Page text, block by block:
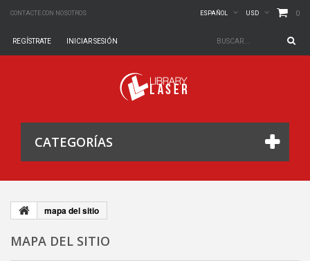
CONTACTE CON NOSOTROS 0
USD
ESPAÑOL
INICIAR SESIÓN
REGÍSTRATE
CATEGORÍAS
mapa del sitio
MAPA DEL SITIO